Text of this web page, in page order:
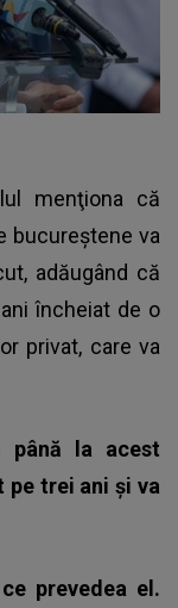
menţiona că
bucureştene va
adăugând că
încheiat de o
privat, care va
până la acest
trei ani şi va
prevedea el.